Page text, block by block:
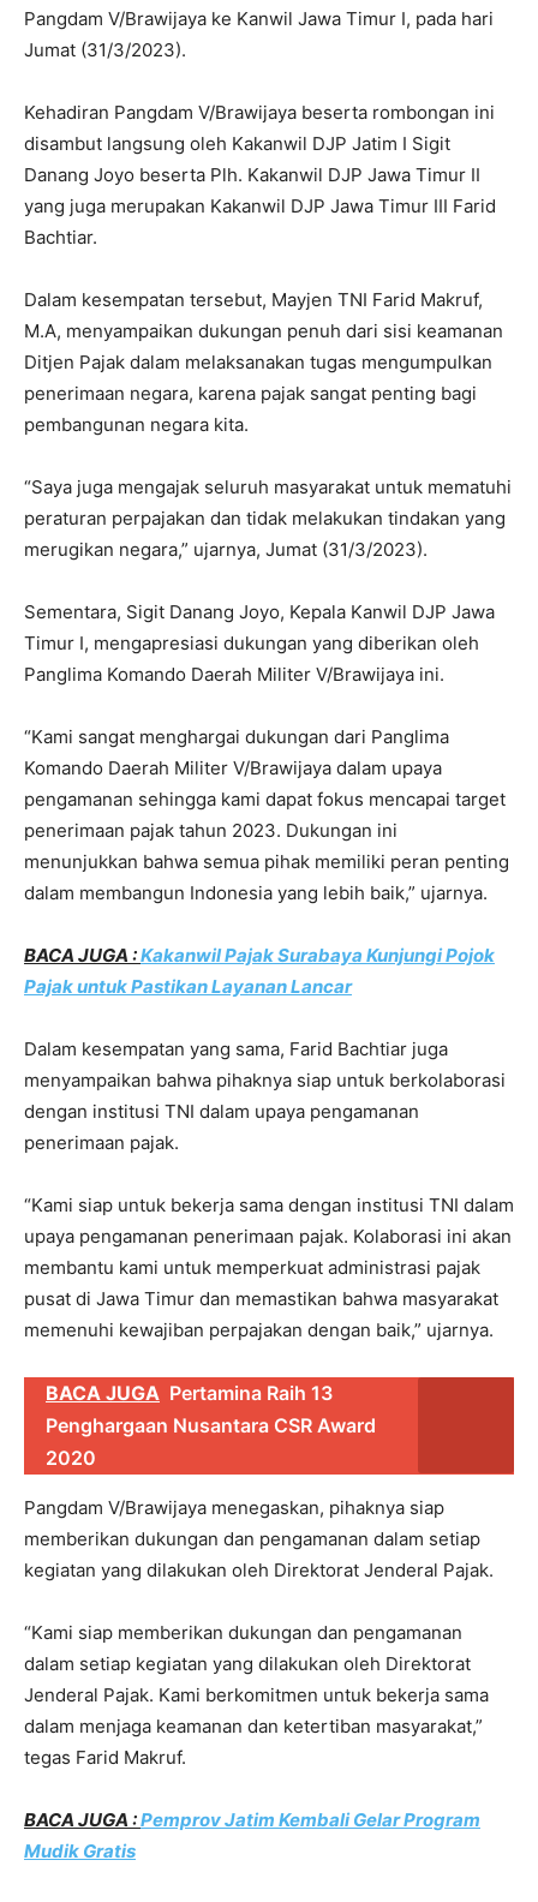
Pangdam V/Brawijaya ke Kanwil Jawa Timur I, pada hari
Jumat (31/3/2023).
Kehadiran Pangdam V/Brawijaya beserta rombongan ini
disambut langsung oleh Kakanwil DJP Jatim I Sigit
Danang Joyo beserta Plh. Kakanwil DJP Jawa Timur II
yang juga merupakan Kakanwil DJP Jawa Timur III Farid
Bachtiar.
Dalam kesempatan tersebut, Mayjen TNI Farid Makruf,
M.A, menyampaikan dukungan penuh dari sisi keamanan
Ditjen Pajak dalam melaksanakan tugas mengumpulkan
penerimaan negara, karena pajak sangat penting bagi
pembangunan negara kita.
“Saya juga mengajak seluruh masyarakat untuk mematuhi
peraturan perpajakan dan tidak melakukan tindakan yang
merugikan negara,” ujarnya, Jumat (31/3/2023).
Sementara, Sigit Danang Joyo, Kepala Kanwil DJP Jawa
Timur I, mengapresiasi dukungan yang diberikan oleh
Panglima Komando Daerah Militer V/Brawijaya ini.
“Kami sangat menghargai dukungan dari Panglima
Komando Daerah Militer V/Brawijaya dalam upaya
pengamanan sehingga kami dapat fokus mencapai target
penerimaan pajak tahun 2023. Dukungan ini
menunjukkan bahwa semua pihak memiliki peran penting
dalam membangun Indonesia yang lebih baik,” ujarnya.
BACA JUGA :Kakanwil Pajak Surabaya Kunjungi Pojok
Pajak untuk Pastikan Layanan Lancar
Dalam kesempatan yang sama, Farid Bachtiar juga
menyampaikan bahwa pihaknya siap untuk berkolaborasi
dengan institusi TNI dalam upaya pengamanan
penerimaan pajak.
“Kami siap untuk bekerja sama dengan institusi TNI dalam
upaya pengamanan penerimaan pajak. Kolaborasi ini akan
membantu kami untuk memperkuat administrasi pajak
pusat di Jawa Timur dan memastikan bahwa masyarakat
memenuhi kewajiban perpajakan dengan baik,” ujarnya.
BACA JUGA Pertamina Raih 13
Penghargaan Nusantara CSR Award
2020
Pangdam V/Brawijaya menegaskan, pihaknya siap
memberikan dukungan dan pengamanan dalam setiap
kegiatan yang dilakukan oleh Direktorat Jenderal Pajak.
“Kami siap memberikan dukungan dan pengamanan
dalam setiap kegiatan yang dilakukan oleh Direktorat
Jenderal Pajak. Kami berkomitmen untuk bekerja sama
dalam menjaga keamanan dan ketertiban masyarakat,”
tegas Farid Makruf.
BACA JUGA :Pemprov Jatim Kembali Gelar Program
Mudik Gratis